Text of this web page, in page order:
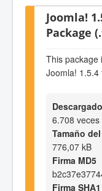
Joomla!
Package
This package
Joomla! 1.5.4
Descargado
6.708 veces
Tamaño
776,07 kB
Firma MD5
Firma SHA1